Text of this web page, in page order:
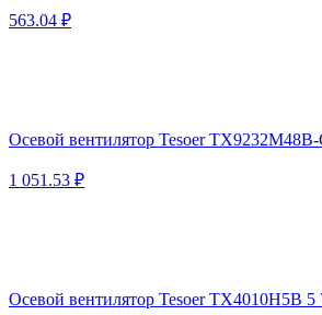
563.04 ₽
Осевой вентилятор Tesoer
1 051.53 ₽
Осевой вентилятор Tesoer TX4010H5B 5